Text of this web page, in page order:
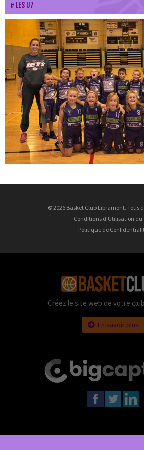
LES U7
© 2026 Basket Club Libramont. Tous
Conditions d'Utilisation du
Politique de
Créez le site web de votre
En savoir plus